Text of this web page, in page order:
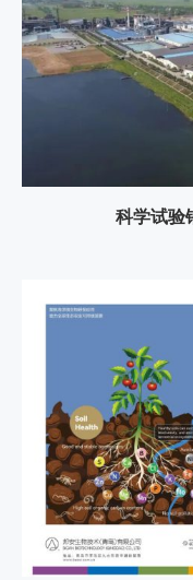
科学试验